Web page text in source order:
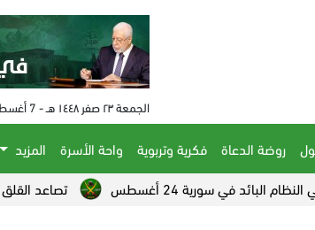
الجمعة ٢٣ صفر ١٤٤٨ هـ - 7 أغسطس 2026 م - الساعة 05:06 م
روضة الدعاة فكرية وتربوية واحة الأسرة
المزيد
24 أغسطس
تصاعد القلق الصهيوني من